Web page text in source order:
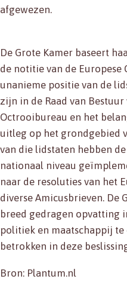
afgewezen.
De Grote Kamer baseert
de notitie van de Europese
unanieme positie van de
zijn in de Raad van
Octrooibureau en het
uitleg op het grondgebied
van die lidstaten hebben
nationaal niveau
naar de resoluties van het
diverse Amicusbrieven. De
breed gedragen opvatting
politiek en maatschappij
betrokken in deze
Bron: Plantum.nl